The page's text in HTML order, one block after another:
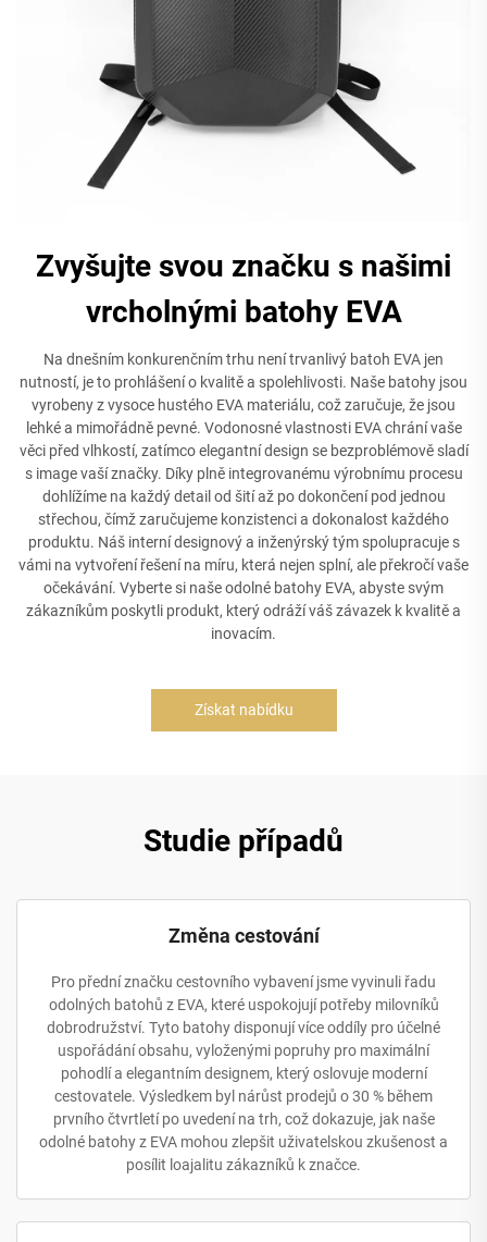
Zvyšujte svou značku s našimi
vrcholnými batohy EVA
Na dnešním konkurenčním trhu není trvanlivý batoh EVA jen
nutností, je to prohlášení o kvalitě a spolehlivosti. Naše batohy jsou
vyrobeny z vysoce hustého EVA materiálu, což zaručuje, že jsou
lehké a mimořádně pevné. Vodonosné vlastnosti EVA chrání vaše
věci před vlhkostí, zatímco elegantní design se bezproblémově sladí
s image vaší značky. Díky plně integrovanému výrobnímu procesu
dohlížíme na každý detail od šití až po dokončení pod jednou
střechou, čímž zaručujeme konzistenci a dokonalost každého
produktu. Náš interní designový a inženýrský tým spolupracuje s
vámi na vytvoření řešení na míru, která nejen splní, ale překročí vaše
očekávání. Vyberte si naše odolné batohy EVA, abyste svým
zákazníkům poskytli produkt, který odráží váš závazek k kvalitě a
inovacím.
Získat nabídku
Studie případů
Změna cestování
Pro přední značku cestovního vybavení jsme vyvinuli řadu
odolných batohů z EVA, které uspokojují potřeby milovníků
dobrodružství. Tyto batohy disponují více oddíly pro účelné
uspořádání obsahu, vyloženými popruhy pro maximální
pohodlí a elegantním designem, který oslovuje moderní
cestovatele. Výsledkem byl nárůst prodejů o 30 % během
prvního čtvrtletí po uvedení na trh, což dokazuje, jak naše
odolné batohy z EVA mohou zlepšit uživatelskou zkušenost a
posílit loajalitu zákazníků k značce.